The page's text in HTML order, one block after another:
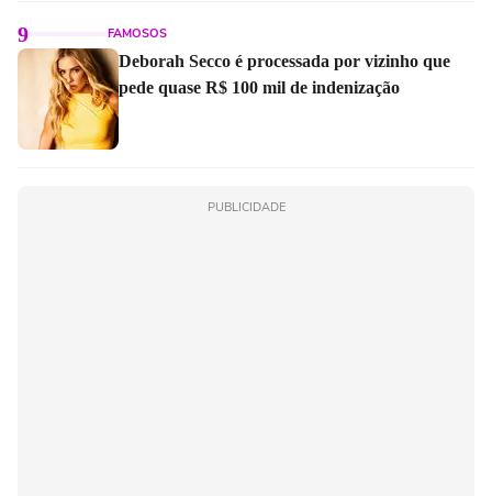
9 FAMOSOS
Deborah Secco é processada por vizinho que
pede quase R$ 100 mil de indenização
PUBLICIDADE